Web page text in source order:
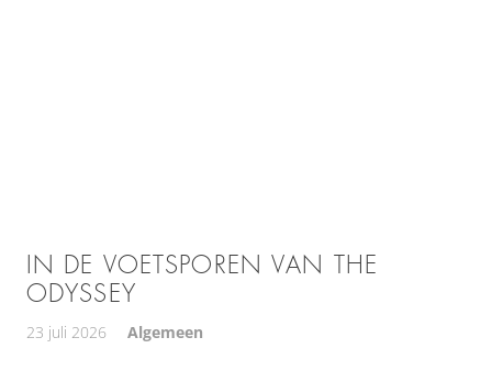
IN DE VOETSPOREN VAN THE
ODYSSEY
23 juli 2026 Algemeen